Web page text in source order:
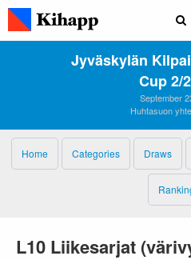
Jyväskylän
Cup 2/
September
Huhtasuon
Home Categories Draws
L10 Liikesarjat